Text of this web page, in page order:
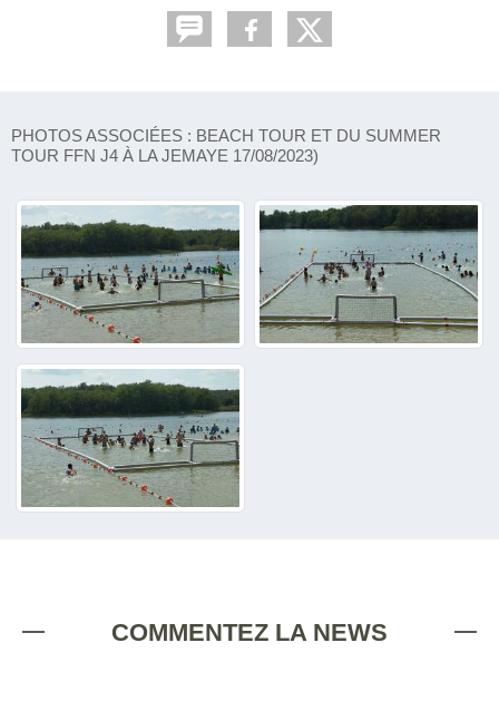
PHOTOS ASSOCIÉES : BEACH TOUR ET DU SUMMER
TOUR FFN J4 À LA JEMAYE 17/08/2023)
COMMENTEZ LA NEWS